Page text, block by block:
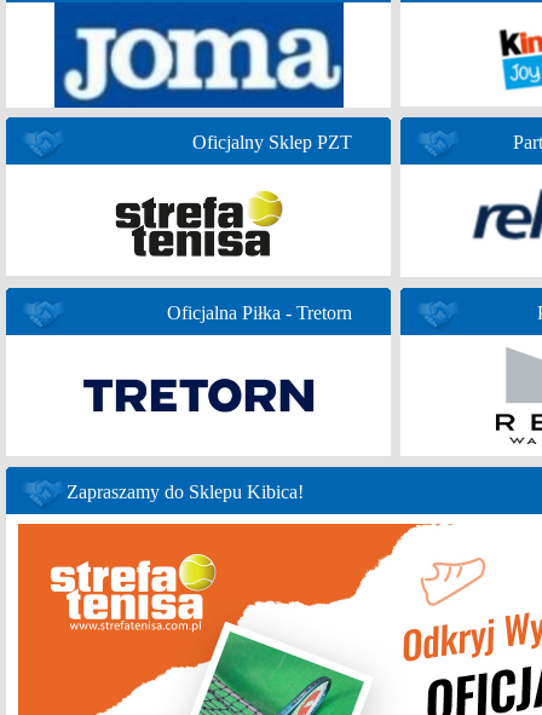
Oficjalny Sklep PZT
Oficjalna Piłka - Tretorn
Zapraszamy do Sklepu Kibica!